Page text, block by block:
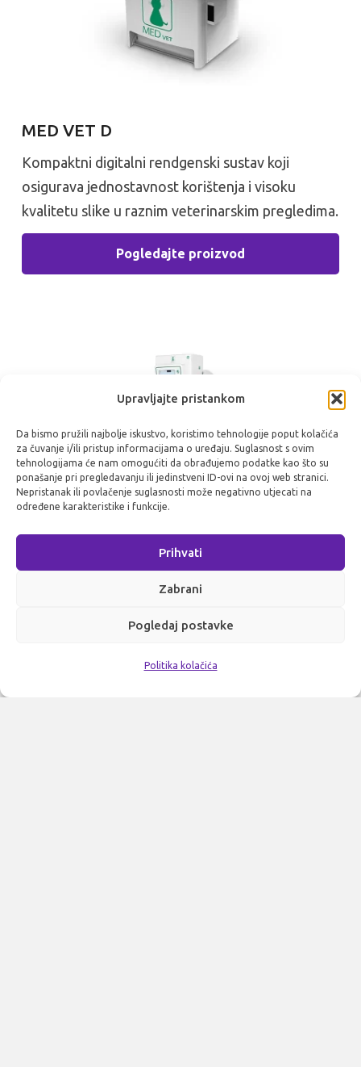
Upravljajte pristankom
Da bismo pružili najbolje iskustvo, koristimo tehnologije poput kolačića
za čuvanje i/ili pristup informacijama o uređaju. Suglasnost s ovim
tehnologijama će nam omogućiti da obrađujemo podatke kao što su
ponašanje pri pregledavanju ili jedinstveni ID-ovi na ovoj web stranici.
Nepristanak ili povlačenje suglasnosti može negativno utjecati na
određene karakteristike i funkcije.
Prihvati
Zabrani
Pogledaj postavke
Politika kolačića
MED VET D
Kompaktni digitalni rendgenski sustav koji
osigurava jednostavnost korištenja i visoku
kvalitetu slike u raznim veterinarskim pregledima.
Pogledajte proizvod